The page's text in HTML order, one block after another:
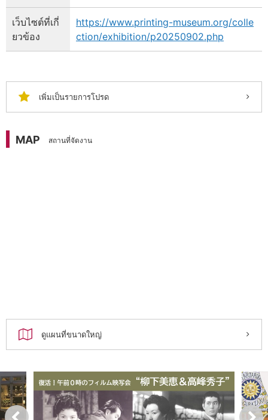
เว็บไซต์ที่เกี่
ยวข้อง
https://www.printing-museum.org/colle
ction/exhibition/p20250902.php
เพิ่มเป็นรายการโปรด
MAP สถานที่จัดงาน
ดูแผนที่ขนาดใหญ่